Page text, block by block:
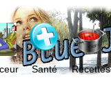
Santé Recettes